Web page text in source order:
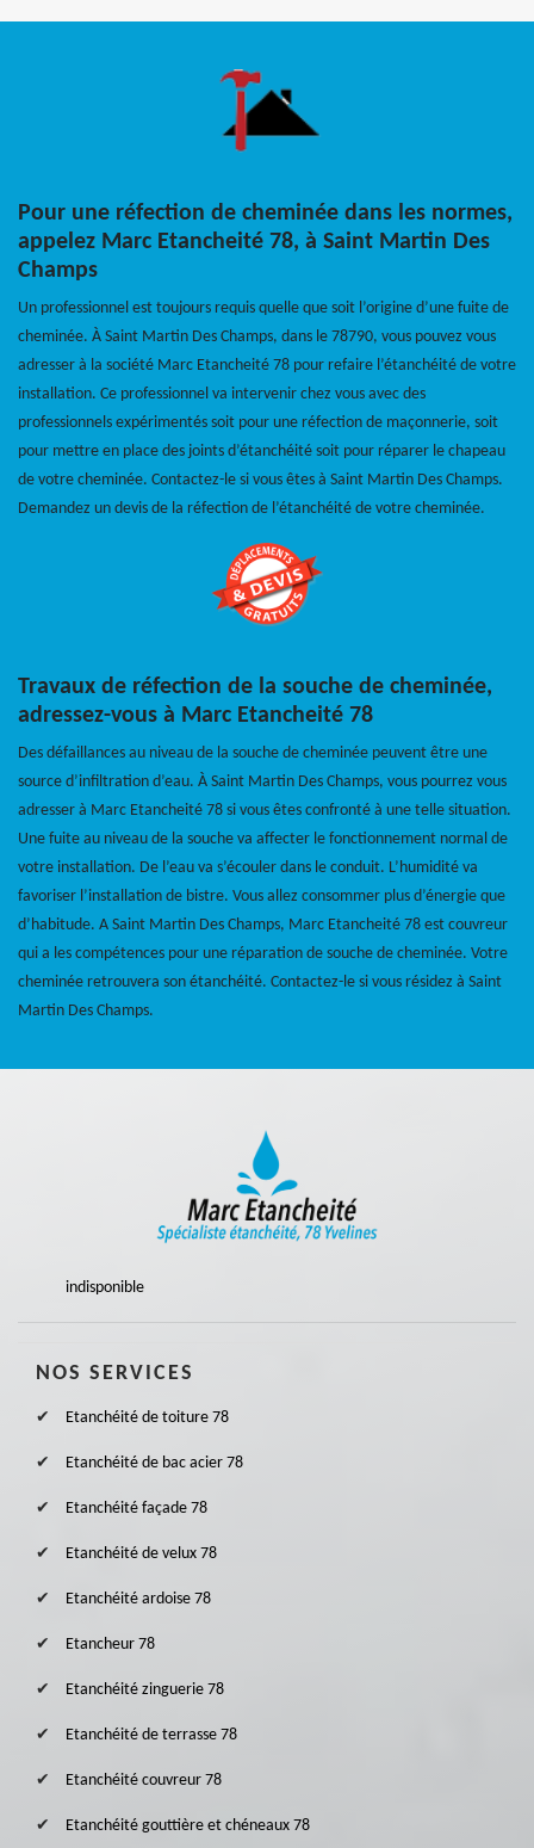
Pour une réfection de cheminée dans les normes,
appelez Marc Etancheité 78, à Saint Martin Des
Champs
Un professionnel est toujours requis quelle que soit l’origine d’une fuite de
cheminée. À Saint Martin Des Champs, dans le 78790, vous pouvez vous
adresser à la société Marc Etancheité 78 pour refaire l’étanchéité de votre
installation. Ce professionnel va intervenir chez vous avec des
professionnels expérimentés soit pour une réfection de maçonnerie, soit
pour mettre en place des joints d’étanchéité soit pour réparer le chapeau
de votre cheminée. Contactez-le si vous êtes à Saint Martin Des Champs.
Demandez un devis de la réfection de l’étanchéité de votre cheminée.
Travaux de réfection de la souche de cheminée,
adressez-vous à Marc Etancheité 78
Des défaillances au niveau de la souche de cheminée peuvent être une
source d’infiltration d’eau. À Saint Martin Des Champs, vous pourrez vous
adresser à Marc Etancheité 78 si vous êtes confronté à une telle situation.
Une fuite au niveau de la souche va affecter le fonctionnement normal de
votre installation. De l’eau va s’écouler dans le conduit. L’humidité va
favoriser l’installation de bistre. Vous allez consommer plus d’énergie que
d’habitude. A Saint Martin Des Champs, Marc Etancheité 78 est couvreur
qui a les compétences pour une réparation de souche de cheminée. Votre
cheminée retrouvera son étanchéité. Contactez-le si vous résidez à Saint
Martin Des Champs.
indisponible
NOS SERVICES
Etanchéité de toiture 78
Etanchéité de bac acier 78
Etanchéité façade 78
Etanchéité de velux 78
Etanchéité ardoise 78
Etancheur 78
Etanchéité zinguerie 78
Etanchéité de terrasse 78
Etanchéité couvreur 78
Etanchéité gouttière et chéneaux 78